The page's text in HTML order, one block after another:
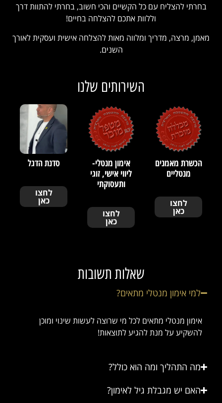
בחרתי להצליח עם כל הקשיים והכי חשוב, בחרתי להתוות דרך
וללוות אתכם להצלחה בחיים!
מאמן, מרצה, מדריך ומלווה מאות להצלחה אישית ועסקית לאורך
השנים.
השירותים שלנו
הכשרת מאמנים
מנטליים
לחצו
כאן
אימון מנטלי-
ליווי אישי, זוגי
ותעסוקתי
לחצו
כאן
סדנת הדגל
לחצו
כאן
שאלות תשובות
למי אימון מנטלי מתאים?
אימון מנטלי מתאים לכל מי שרוצה לעשות שינוי ומוכן
להשקיע על מנת להגיע לתוצאות!
מה התהליך ומה הוא כולל?
האם יש מגבלת גיל לאימון?